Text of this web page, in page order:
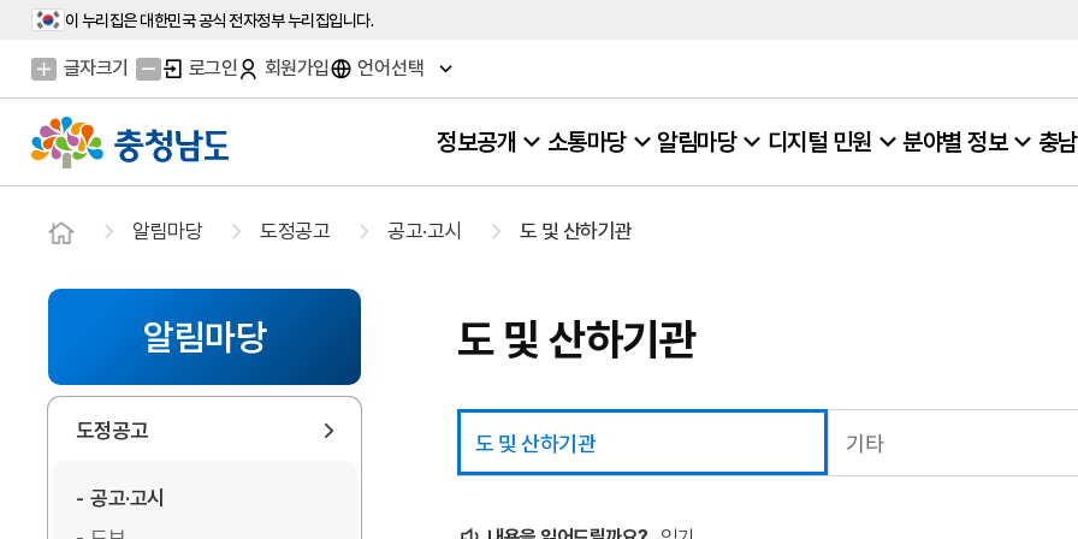
이 누리집은 대한민국 공식 전자정부 누리집입니다.
글자크기 로그인 회원가입 언어선택
정보공개 소통마당 알림마당 디지털 민원 분야별 정보 충
알림마당 도정공고 공고·고시 도 및 산하기관
알림마당
도정공고
공고·고시
도 및 산하기관
도 및 산하기관 기타